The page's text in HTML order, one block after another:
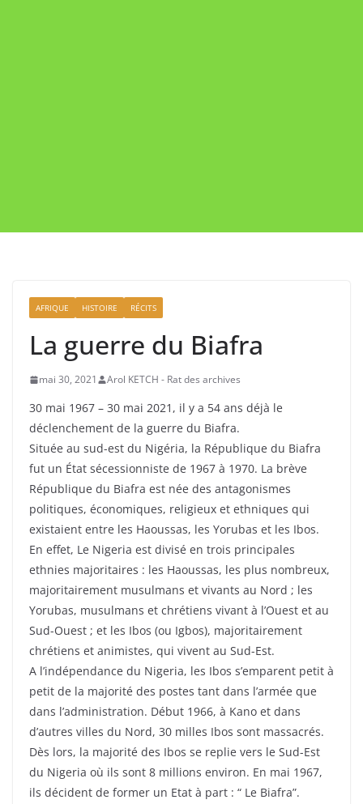
AFRIQUE HISTOIRE RÉCITS
La guerre du Biafra
mai 30, 2021 Arol KETCH - Rat des archives
30 mai 1967 – 30 mai 2021, il y a 54 ans déjà le
déclenchement de la guerre du Biafra.
Située au sud-est du Nigéria, la République du Biafra
fut un État sécessionniste de 1967 à 1970. La brève
République du Biafra est née des antagonismes
politiques, économiques, religieux et ethniques qui
existaient entre les Haoussas, les Yorubas et les Ibos.
En effet, Le Nigeria est divisé en trois principales
ethnies majoritaires : les Haoussas, les plus nombreux,
majoritairement musulmans et vivants au Nord ; les
Yorubas, musulmans et chrétiens vivant à l’Ouest et au
Sud-Ouest ; et les Ibos (ou Igbos), majoritairement
chrétiens et animistes, qui vivent au Sud-Est.
A l’indépendance du Nigeria, les Ibos s’emparent petit à
petit de la majorité des postes tant dans l’armée que
dans l’administration. Début 1966, à Kano et dans
d’autres villes du Nord, 30 milles Ibos sont massacrés.
Dès lors, la majorité des Ibos se replie vers le Sud-Est
du Nigeria où ils sont 8 millions environ. En mai 1967,
ils décident de former un Etat à part : “ Le Biafra”.